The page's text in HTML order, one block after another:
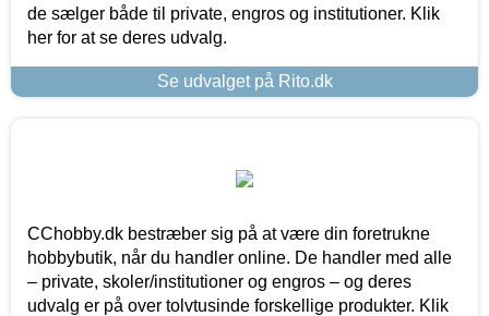
de sælger både til private, engros og institutioner. Klik
her for at se deres udvalg.
Se udvalget på Rito.dk
CChobby.dk bestræber sig på at være din foretrukne
hobbybutik, når du handler online. De handler med alle
– private, skoler/institutioner og engros – og deres
udvalg er på over tolvtusinde forskellige produkter. Klik